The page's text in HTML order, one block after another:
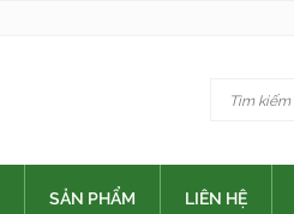
SẢN PHẨM LIÊN HỆ